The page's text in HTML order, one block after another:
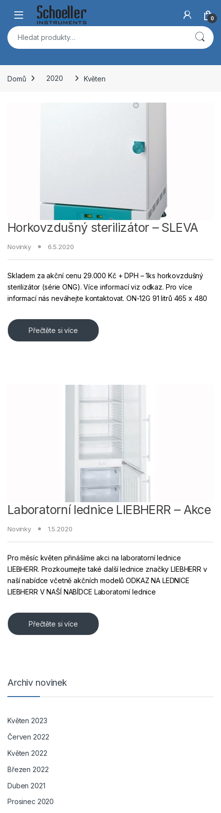
Skip to navigation
Skip to content
Open 0
Hledat:
Domů 2020 Květen
Horkovzdušný sterilizátor – SLEVA
Novinky 6.5.2020
Skladem za akční cenu 29.000 Kč + DPH – 1ks horkovzdušný
sterilizátor (série ONG). Více informací viz odkaz. Pro více
informací nás neváhejte kontaktovat. ON-12G 91 litrů 465 x 480
Přečtěte si více
Laboratorní lednice LIEBHERR – Akce
Novinky 1.5.2020
Pro měsíc květen přinášíme akci na laboratorní lednice
LIEBHERR. Prozkoumejte také další lednice značky LIEBHERR v
naší nabídce včetně akčních modelů ODKAZ NA LEDNICE
LIEBHERR V NAŠÍ NABÍDCE Laboratorní lednice
Přečtěte si více
Archiv novinek
Květen 2023
Červen 2022
Květen 2022
Březen 2022
Duben 2021
Prosinec 2020